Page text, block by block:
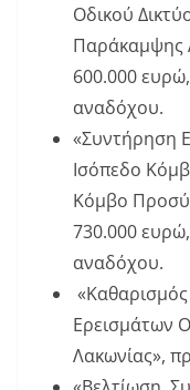
Οδικού
Παράκαμψης
600.000
αναδόχου.
«Συντήρηση
Ισόπεδο
Κόμβο
730.000
αναδόχου.
Ερεισμάτων
Λακωνίας»,